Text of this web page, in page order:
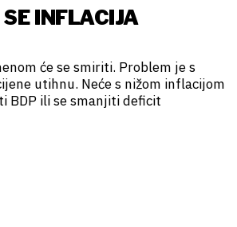
INFLACIJA
će se smiriti. Problem je s
utihnu. Neće s nižom inflacijom
BDP ili se smanjiti deficit